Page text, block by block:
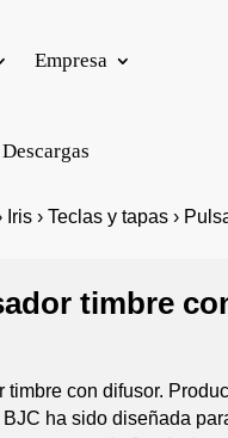
Empresa
Descargas
› Teclas y tapas ›
timbre
timbre con difusor.
ha sido diseñada